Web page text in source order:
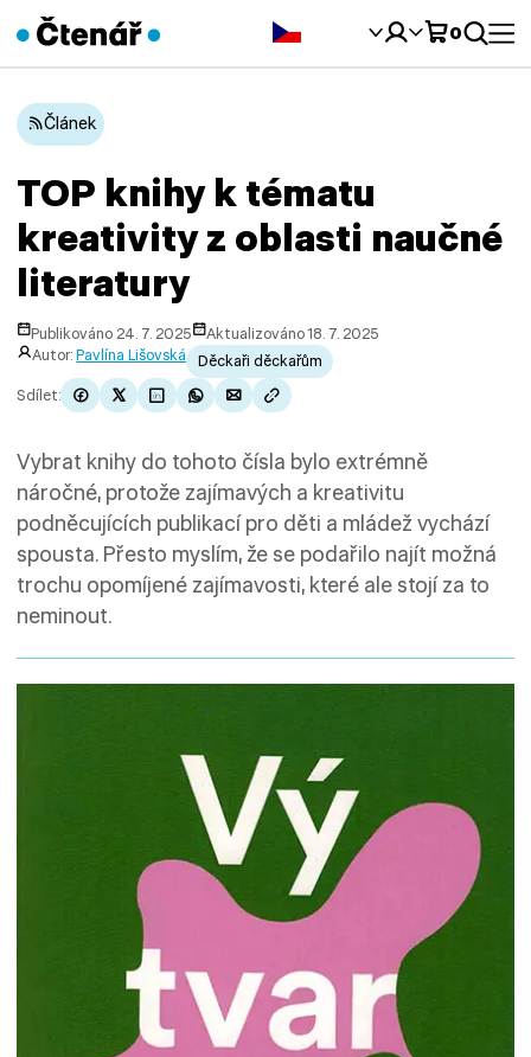
0
Článek
TOP knihy k tématu
kreativity z oblasti naučné
literatury
Publikováno 24. 7. 2025
Aktualizováno 18. 7. 2025
Autor:Pavlína Lišovská
Děckaři děckařům
Sdílet:
Vybrat knihy do tohoto čísla bylo extrémně
náročné, protože zajímavých a kreativitu
podněcujících publikací pro děti a mládež vychází
spousta. Přesto myslím, že se podařilo najít možná
trochu opomíjené zajímavosti, které ale stojí za to
neminout.